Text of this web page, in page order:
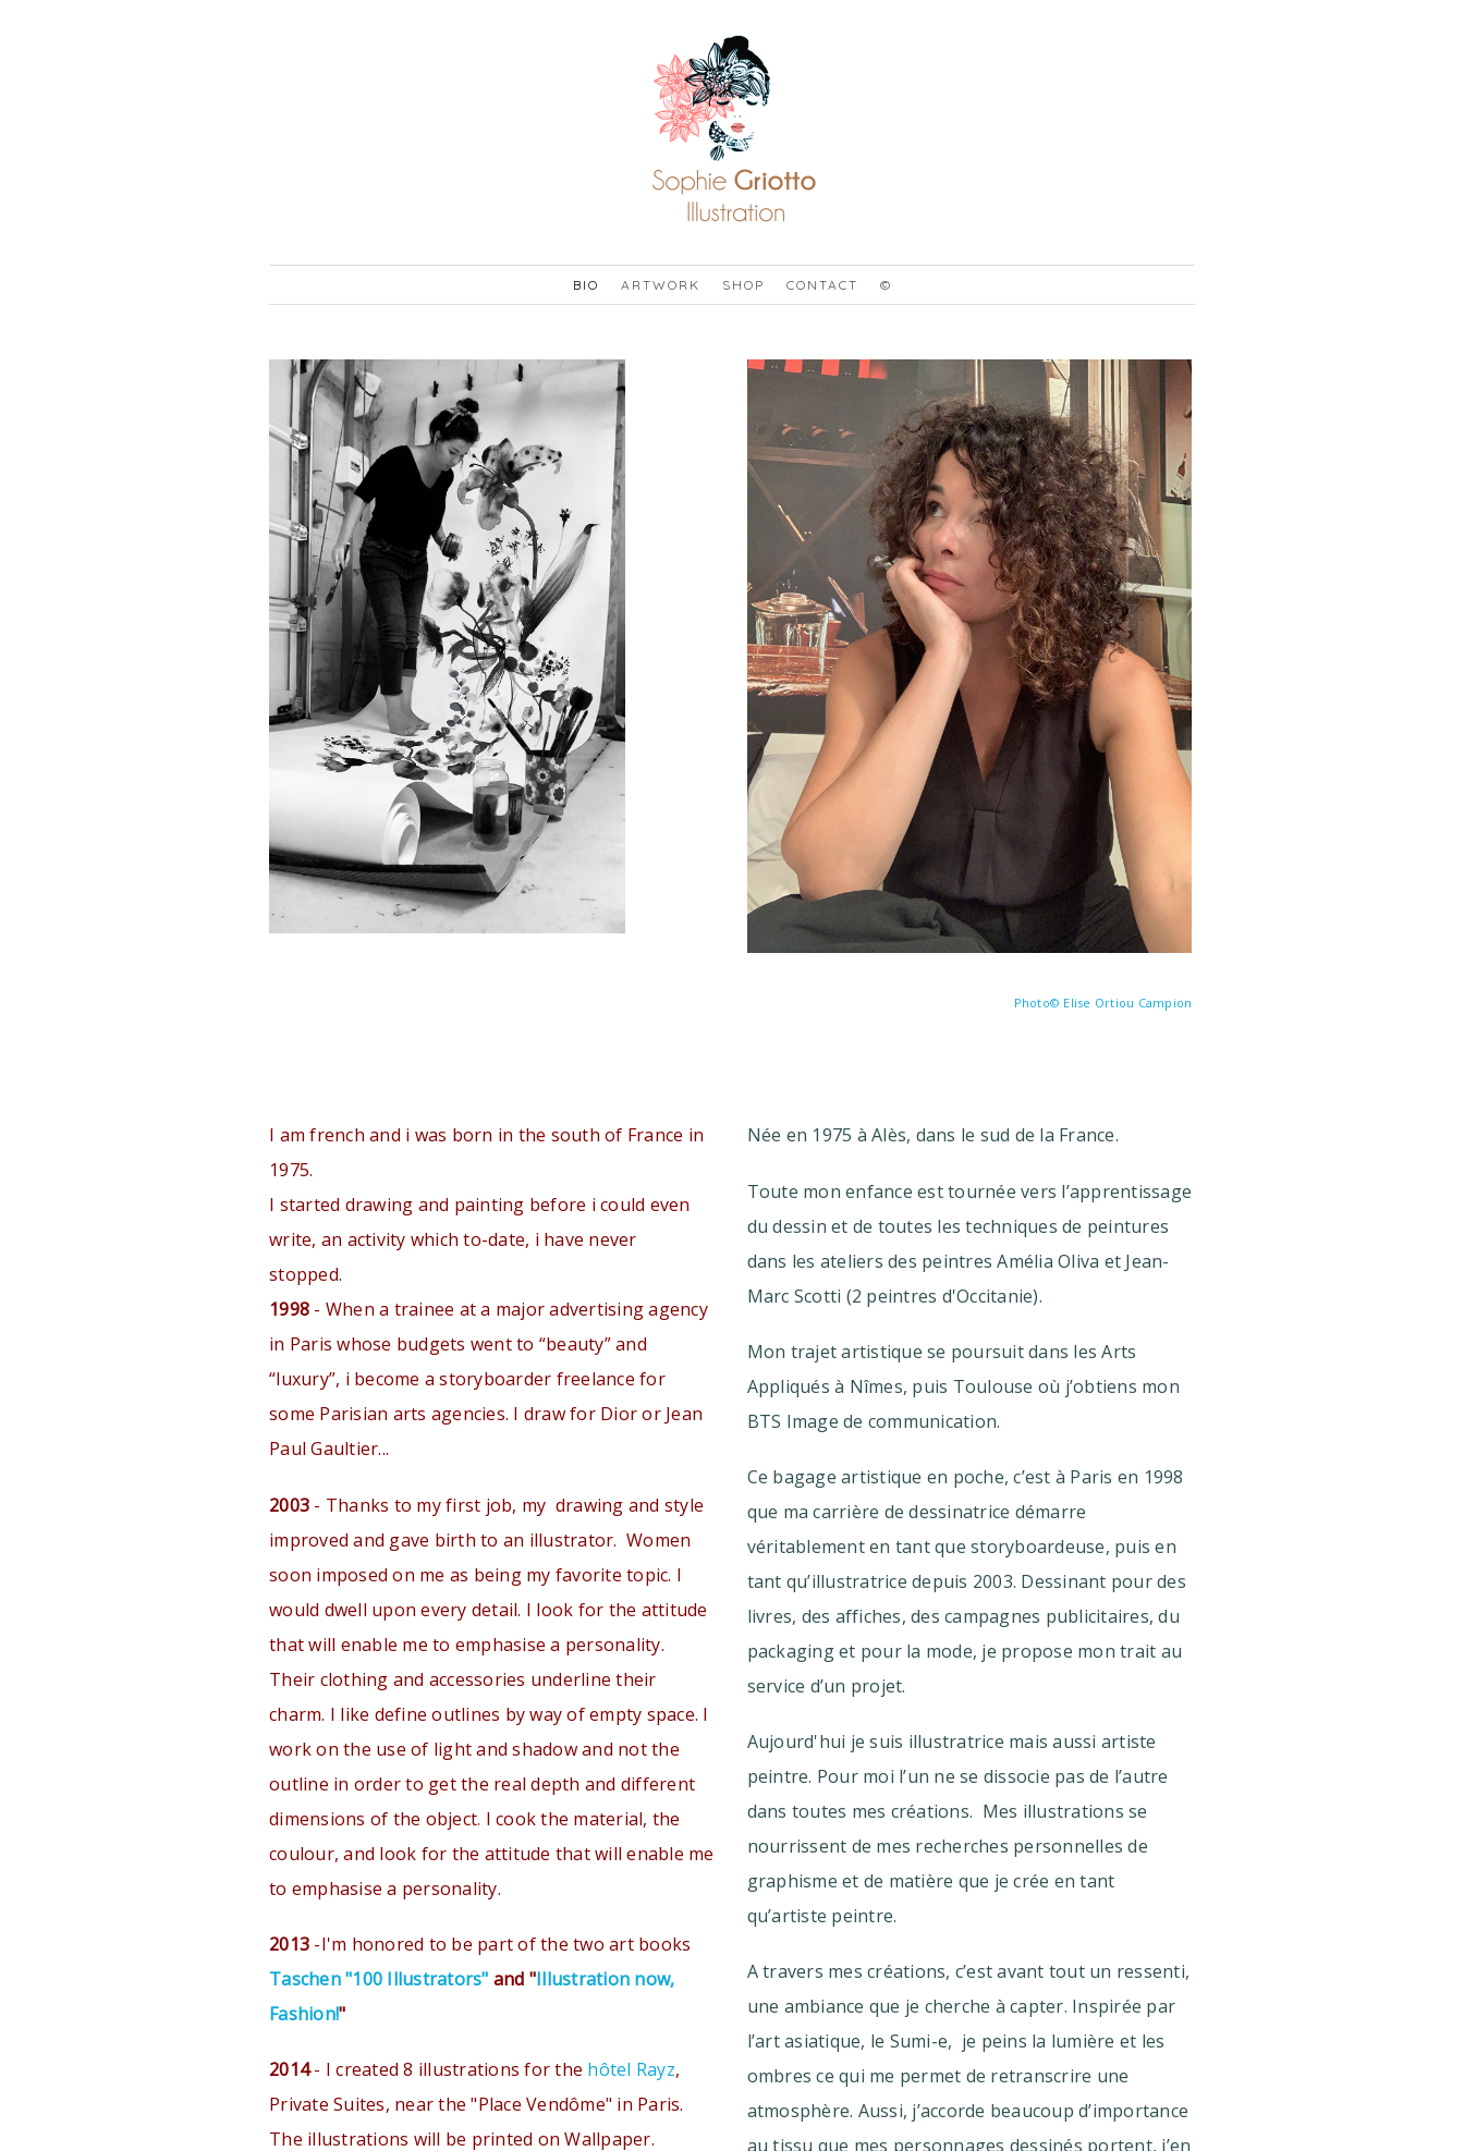
BIO ARTWORK SHOP CONTACT ©
Photo© Elise Ortiou Campion
I am french and i was born in the south of France in
1975.
I started drawing and painting before i could even
write, an activity which to-date, i have never
stopped.
1998 - When a trainee at a major advertising agency
in Paris whose budgets went to “beauty” and
“luxury”, i become a storyboarder freelance for
some Parisian arts agencies. I draw for Dior or Jean
Paul Gaultier...
2003 - Thanks to my first job, my drawing and style
improved and gave birth to an illustrator. Women
soon imposed on me as being my favorite topic. I
would dwell upon every detail. I look for the attitude
that will enable me to emphasise a personality.
Their clothing and accessories underline their
charm. I like define outlines by way of empty space. I
work on the use of light and shadow and not the
outline in order to get the real depth and different
dimensions of the object. I cook the material, the
coulour, and look for the attitude that will enable me
to emphasise a personality.
2013 -I'm honored to be part of the two art books
Taschen "100 Illustrators" and "Illustration now,
Fashion!"
2014- I created 8 illustrations for the hôtel Rayz,
Private Suites, near the "Place Vendôme" in Paris.
The illustrations will be printed on Wallpaper.
Née en 1975 à Alès, dans le sud de la France.
Toute mon enfance est tournée vers l’apprentissage
du dessin et de toutes les techniques de peintures
dans les ateliers des peintres Amélia Oliva et Jean-
Marc Scotti (2 peintres d'Occitanie).
Mon trajet artistique se poursuit dans les Arts
Appliqués à Nîmes, puis Toulouse où j’obtiens mon
BTS Image de communication.
Ce bagage artistique en poche, c’est à Paris en 1998
que ma carrière de dessinatrice démarre
véritablement en tant que storyboardeuse, puis en
tant qu’illustratrice depuis 2003. Dessinant pour des
livres, des affiches, des campagnes publicitaires, du
packaging et pour la mode, je propose mon trait au
service d’un projet.
Aujourd'hui je suis illustratrice mais aussi artiste
peintre. Pour moi l’un ne se dissocie pas de l’autre
dans toutes mes créations. Mes illustrations se
nourrissent de mes recherches personnelles de
graphisme et de matière que je crée en tant
qu’artiste peintre.
A travers mes créations, c’est avant tout un ressenti,
une ambiance que je cherche à capter. Inspirée par
l’art asiatique, le Sumi-e, je peins la lumière et les
ombres ce qui me permet de retranscrire une
atmosphère. Aussi, j’accorde beaucoup d’importance
au tissu que mes personnages dessinés portent, j’en